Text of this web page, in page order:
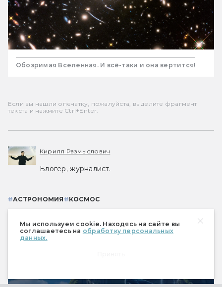
Мы используем cookie. Находясь на сайте вы
соглашаетесь на обработку персональных
данных.
Обозримая Вселенная. И всё-таки и она вертится!
Если вы нашли опечатку, пожалуйста, выделите фрагмент
текста и нажмите Ctrl+Enter.
Кирилл Размыслович
Блогер, журналист.
#АСТРОНОМИЯ #КОСМОС